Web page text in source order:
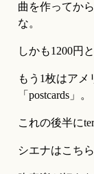
曲を作ってか
な。
しかも1200円
もう1枚はアメ
「postcards」。
これの後半に
シエナはこち